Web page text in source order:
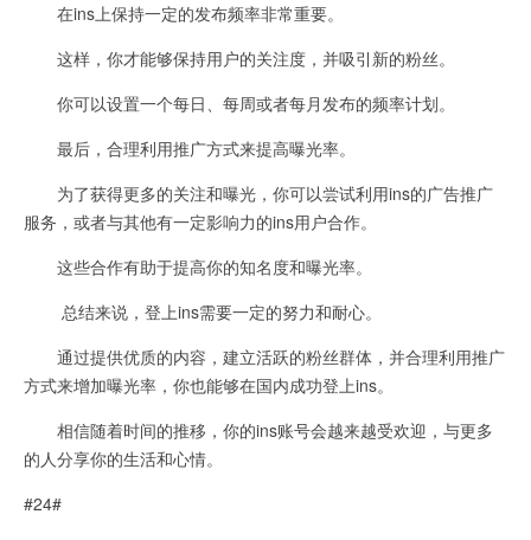
在ins上保持一定的发布频率非常重要。
这样，你才能够保持用户的关注度，并吸引新的粉丝。
你可以设置一个每日、每周或者每月发布的频率计划。
最后，合理利用推广方式来提高曝光率。
为了获得更多的关注和曝光，你可以尝试利用ins的广告推广
服务，或者与其他有一定影响力的ins用户合作。
这些合作有助于提高你的知名度和曝光率。
总结来说，登上ins需要一定的努力和耐心。
通过提供优质的内容，建立活跃的粉丝群体，并合理利用推广
方式来增加曝光率，你也能够在国内成功登上ins。
相信随着时间的推移，你的ins账号会越来越受欢迎，与更多
的人分享你的生活和心情。
#24#